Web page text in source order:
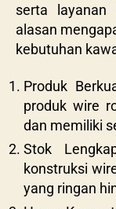
serta layanan
alasan
kebutuhan
Produk
produk wire
dan memiliki
Stok
konstruksi
yang ringan